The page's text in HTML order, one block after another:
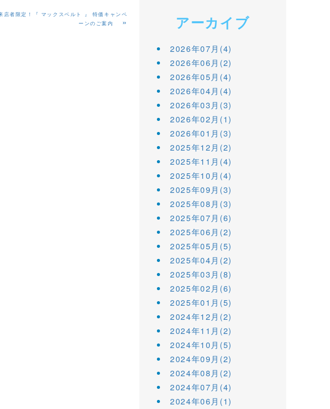
店者限定！『 マックスベルト 』 特価キャンペ
ーンのご案内
» アーカイブ
2026年07月(4)
2026年06月(2)
2026年05月(4)
2026年04月(4)
2026年03月(3)
2026年02月(1)
2026年01月(3)
2025年12月(2)
2025年11月(4)
2025年10月(4)
2025年09月(3)
2025年08月(3)
2025年07月(6)
2025年06月(2)
2025年05月(5)
2025年04月(2)
2025年03月(8)
2025年02月(6)
2025年01月(5)
2024年12月(2)
2024年11月(2)
2024年10月(5)
2024年09月(2)
2024年08月(2)
2024年07月(4)
2024年06月(1)